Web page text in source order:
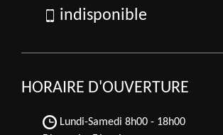
indisponible
HORAIRE D'OUVERTURE
Lundi-Samedi 8h00 - 18h00